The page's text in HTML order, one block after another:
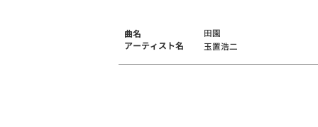
曲名
アーティスト名
田園
玉置浩二